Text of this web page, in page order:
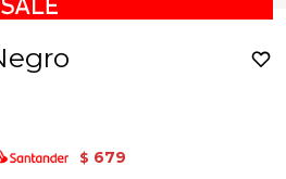
$ 679